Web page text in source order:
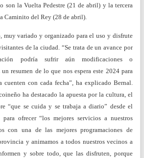
son la Vuelta Pedestre (21 de abril) y la tercera
Caminito del Rey (28 de abril).
muy variado y organizado para el uso y disfrute
de la ciudad. “Se trata de un avance por
podría sufrir aún modificaciones o
resumen de lo que nos espera este 2024 para
cuenten con cada fecha”, ha explicado Bernal.
ha destacado la apuesta por la cultura, el
“que se cuida y se trabaja a diario” desde el
ofrecer “los mejores servicios a nuestros
con una de las mejores programaciones de
y animamos a todos nuestros vecinos a
y sobre todo, que las disfruten, porque